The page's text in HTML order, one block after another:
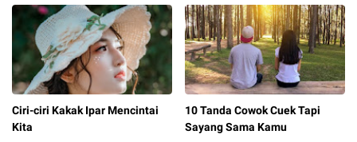
Ciri-ciri Kakak Ipar Mencintai
Kita
10 Tanda Cowok Cuek Tapi
Sayang Sama Kamu